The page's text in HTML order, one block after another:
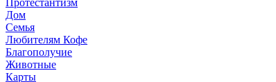
Протестантизм
Дом
Семья
Любителям Кофе
Благополучие
Животные
Карты